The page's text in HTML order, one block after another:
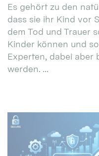
Es gehört zu den
dass sie ihr Kind vor
dem Tod und Trauer
Kinder können und
Experten, dabei aber
werden. ...